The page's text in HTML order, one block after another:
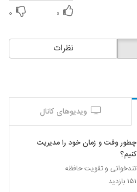
۰ ۰
نظرات
ویدیوهای کانال
چطور وقت و زمان خود را مدیریت
کنیم؟
تندخوانی و تقویت حافظه
۱۵۱ بازدید